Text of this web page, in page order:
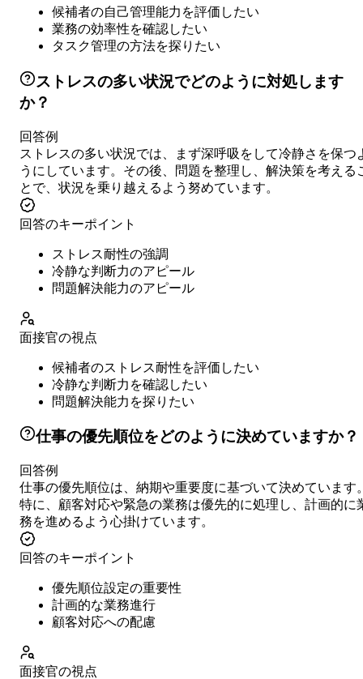
候補者の自己管理能力を評価したい
業務の効率性を確認したい
タスク管理の方法を探りたい
ストレスの多い状況でどのように対処します
か？
回答例
ストレスの多い状況では、まず深呼吸をして冷静さを保つ
うにしています。その後、問題を整理し、解決策を考える
とで、状況を乗り越えるよう努めています。
回答のキーポイント
ストレス耐性の強調
冷静な判断力のアピール
問題解決能力のアピール
面接官の視点
候補者のストレス耐性を評価したい
冷静な判断力を確認したい
問題解決能力を探りたい
仕事の優先順位をどのように決めていますか？
回答例
仕事の優先順位は、納期や重要度に基づいて決めています
特に、顧客対応や緊急の業務は優先的に処理し、計画的に
務を進めるよう心掛けています。
回答のキーポイント
優先順位設定の重要性
計画的な業務進行
顧客対応への配慮
面接官の視点